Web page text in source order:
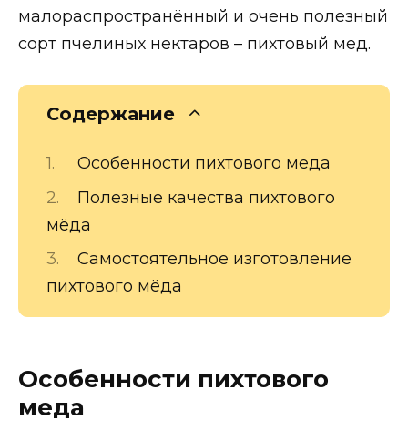
малораспространённый и очень полезный
сорт пчелиных нектаров – пихтовый мед.
Содержание
Особенности пихтового меда
Полезные качества пихтового
мёда
Самостоятельное изготовление
пихтового мёда
Особенности пихтового
меда